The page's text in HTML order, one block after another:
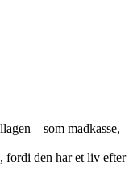
– som madkasse,
fordi den har et liv efter